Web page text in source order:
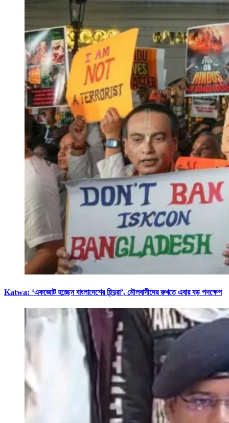
Katwa: ‘একজোট হচ্ছেন বাংলাদেশের হিন্দুরা’, মৌলবাদীদের রুখতে এবার বড় পদক্ষেপ